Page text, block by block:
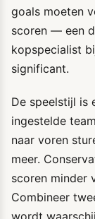
goals moeten
scoren — een
kopspecialist
significant.
De speelstijl is
ingestelde
naar voren
meer.
scoren minder
Combineer
wordt